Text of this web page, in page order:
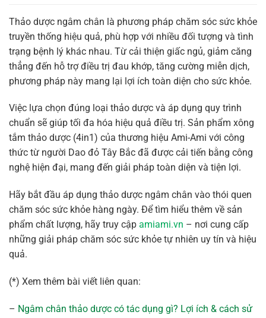
Thảo dược ngâm chân là phương pháp chăm sóc sức khỏe
truyền thống hiệu quả, phù hợp với nhiều đối tượng và tình
trạng bệnh lý khác nhau. Từ cải thiện giấc ngủ, giảm căng
thẳng đến hỗ trợ điều trị đau khớp, tăng cường miễn dịch,
phương pháp này mang lại lợi ích toàn diện cho sức khỏe.
Việc lựa chọn đúng loại thảo dược và áp dụng quy trình
chuẩn sẽ giúp tối đa hóa hiệu quả điều trị. Sản phẩm xông
tắm thảo dược (4in1) của thương hiệu Ami-Ami với công
thức từ người Dao đỏ Tây Bắc đã được cải tiến bằng công
nghệ hiện đại, mang đến giải pháp toàn diện và tiện lợi.
Hãy bắt đầu áp dụng thảo dược ngâm chân vào thói quen
chăm sóc sức khỏe hàng ngày. Để tìm hiểu thêm về sản
phẩm chất lượng, hãy truy cập amiami.vn – nơi cung cấp
những giải pháp chăm sóc sức khỏe tự nhiên uy tín và hiệu
quả.
(*) Xem thêm bài viết liên quan:
– Ngâm chân thảo dược có tác dụng gì? Lợi ích & cách sử